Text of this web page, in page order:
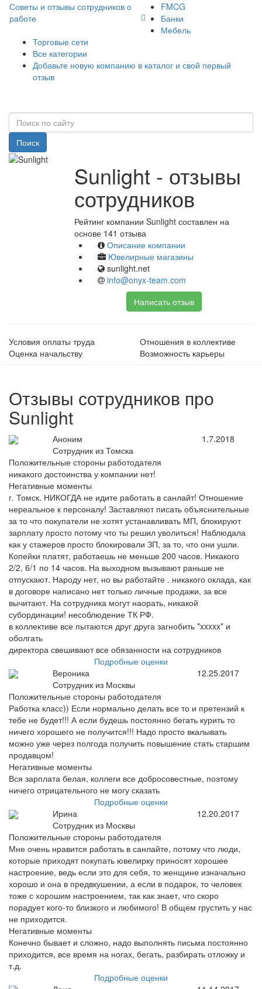
Советы и отзывы сотрудников о
работе
FMCG
Банки
Мебель
Торговые сети
Все категории
Добавьте новую компанию в каталог и свой первый
отзыв
Поиск
Sunlight - отзывы
сотрудников
Рейтинг компании Sunlight составлен на
основе 141 отзыва
Описание компании
Ювелирные магазины
sunlight.net
info@onyx-team.com
Написать отзыв
Условия оплаты труда
Отношения в коллективе
Оценка начальству
Возможность карьеры
Отзывы сотрудников про
Sunlight
Аноним
Сотрудник из Томска
1.7.2018
Положительные стороны работодателя
никакого достоинства у компании нет!
Негативные моменты
г. Томск. НИКОГДА не идите работать в санлайт! Отношение
нереальное к персоналу! Заставляют писать объяснительные
за то что покупатели не хотят устанавливать МП, блокируют
зарплату просто потому что ты решил уволиться! Наблюдала
как у стажеров просто блокировали ЗП, за то, что они ушли.
Копейки платят, работаешь не меньше 200 часов. Никакого
2/2, 6/1 по 14 часов. На выходном вызывают раньше не
отпускают. Народу нет, но вы работайте . никакого оклада, как
в договоре написано нет только личные продажи, за все
вычитают. На сотрудника могут наорать, никакой
субординации! несоблюдение ТК РФ.
в коллективе все пытаются друг друга загнобить *xxxxx* и
оболгать
директора свешивают все обязанности на сотрудников
Подробные оценки
Вероника
Сотрудник из Москвы
12.25.2017
Положительные стороны работодателя
Работка класс)) Если нормально делать все то и претензий к
тебе не будет!!! А если будешь постоянно бегать курить то
ничего хорошего не получится!!! Надо просто вкалывать
можно уже через полгода получить повышение стать старшим
продавцом!
Негативные моменты
Вся зарплата белая, коллеги все добросовестные, поэтому
ничего отрицательного не могу сказать
Подробные оценки
Ирина
Сотрудник из Москвы
12.20.2017
Положительные стороны работодателя
Мне очень нравится работать в санлайте, потому что люди,
которые приходят покупать ювелирку приносят хорошее
настроение, ведь если это для себя, то женщине изначально
хорошо и она в предвкушении, а если в подарок, то человек
тоже с хорошим настроением, так как знает, что скоро
порадует кого-то близкого и любимого! В общем грустить у нас
не приходится.
Негативные моменты
Конечно бывает и сложно, надо выполнять письма постоянно
приходится, все время на ногах, бегать, разбирать отложку и
т.д.
Подробные оценки